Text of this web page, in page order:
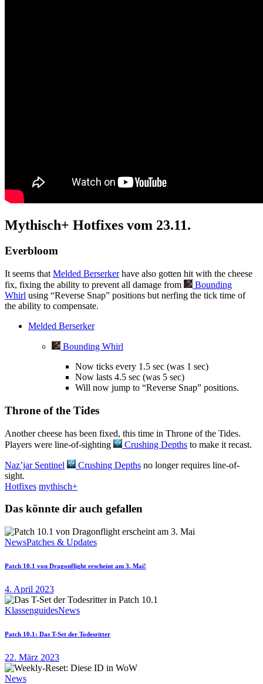
Mythisch+ Hotfixes vom 23.11.
Everbloom
It seems that Melded Berserkerhave also gotten hit with the cheese
fix, fixing the ability to prevent all damage from
Bounding
Whirl using “Reverse Snap” positions but nerfing the tick time of
the ability to compensate.
Melded Berserker
Bounding Whirl
Now ticks every 1.5 sec (was 1 sec)
Now lasts 4.5 sec (was 5 sec)
Will now jump to “Reverse Snap” positions.
Throne of the Tides
Another cheese has been fixed, this time in Throne of the Tides.
Players were line-of-sighting
Crushing Depths to make it recast.
Naz’jar Sentinel Crushing Depths no longer requires line-of-
sight.
Hotfixes mythisch+
Das könnte dir auch gefallen
NewsPatches & Updates
Patch 10.1 von Dragonflight erscheint am 3. Mai!
4. April 2023
KlassenguidesNews
Patch 10.1: Das T-Set der Todesritter
22. März 2023
News